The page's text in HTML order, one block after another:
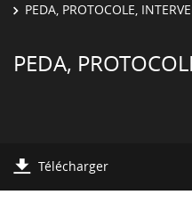
PEDA, PROTOCOLE,
PEDA,
Télécharger